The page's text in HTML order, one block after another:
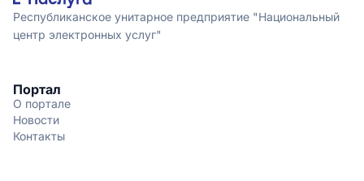
Республиканское унитарное предприятие "Национальный
центр электронных услуг"
Портал
О портале
Новости
Контакты